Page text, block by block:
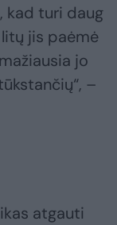
kad turi daug
jis paėmė
jo
–
atgauti